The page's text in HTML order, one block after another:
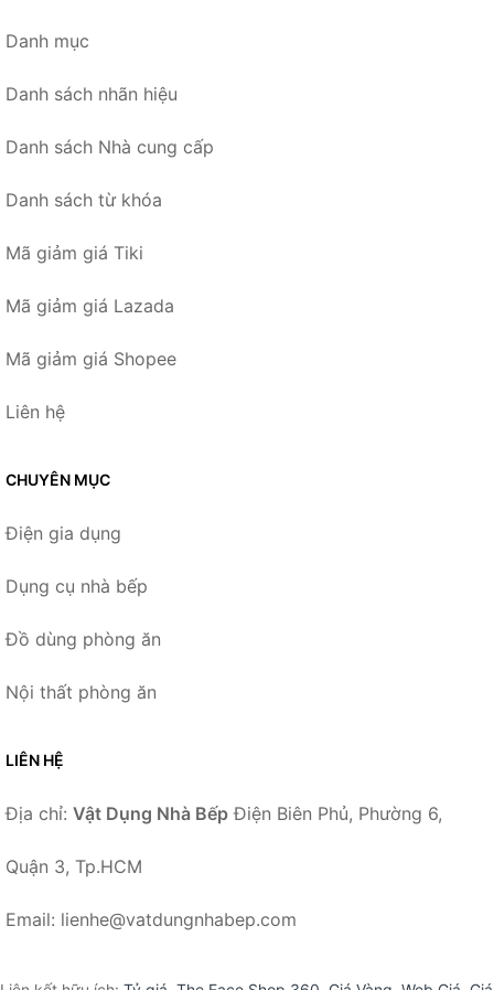
Danh mục
Danh sách nhãn hiệu
Danh sách Nhà cung cấp
Danh sách từ khóa
Mã giảm giá Tiki
Mã giảm giá Lazada
Mã giảm giá Shopee
Liên hệ
CHUYÊN MỤC
Điện gia dụng
Dụng cụ nhà bếp
Đồ dùng phòng ăn
Nội thất phòng ăn
LIÊN HỆ
Địa chỉ: Vật Dụng Nhà Bếp Điện Biên Phủ, Phường 6,
Quận 3, Tp.HCM
Email: lienhe@vatdungnhabep.com